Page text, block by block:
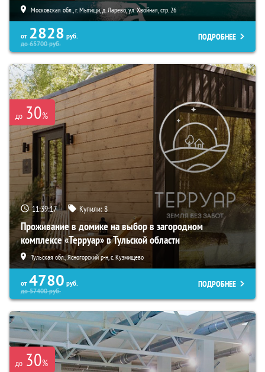
Московская обл., г. Мытищи, д. Ларево, ул. Хвойная, стр. 26
от 2828 руб.
до65700руб.
ПОДРОБНЕЕ
до 30%
11:39:15 Купили:8
Проживание в домике на выбор в загородном
комплексе «Терруар» в Тульской области
Тульская обл., Ясногорский р-н, с. Кузмищево
от 4780 руб.
до57400руб.
ПОДРОБНЕЕ
до 30%